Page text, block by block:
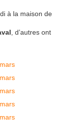
à la maison de
, d’autres ont